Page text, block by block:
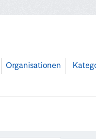
Organisationen